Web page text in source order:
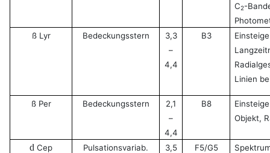
C2-
ß Lyr
Bedeckungsstern
3,3
–
4,4
B3
Linien
ß Per Bedeckungsstern
2,1
–
4,4
B8
Objekt,
d Cep Pulsationsvariab.
3,5
F5/G5